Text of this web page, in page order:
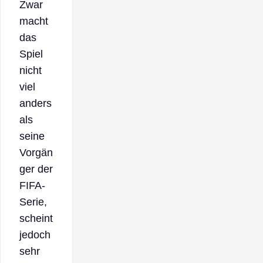
Zwar
macht
das
Spiel
nicht
viel
anders
als
seine
Vorgän
ger der
FIFA-
Serie,
scheint
jedoch
sehr